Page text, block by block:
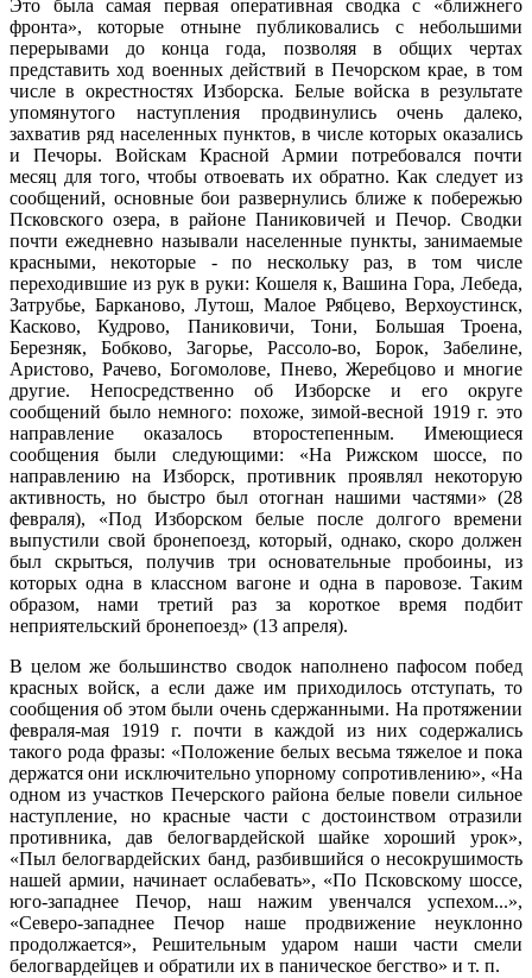
Это была самая первая оперативная сводка с «ближ­него
фронта», которые отныне публиковались с неболь­шими
перерывами до конца года, позволяя в общих чертах
представить ход военных действий в Печорском крае, в том
числе в окрестностях Изборска. Белые вой­ска в результате
упомянутого наступления продвину­лись очень далеко,
захватив ряд населенных пунктов, в числе которых оказались
и Печоры. Войскам Красной Армии потребовался почти
месяц для того, чтобы от­воевать их обратно. Как следует из
сообщений, основ­ные бои развернулись ближе к побережью
Псковского озера, в районе Паниковичей и Печор. Сводки
почти ежедневно называли населенные пункты, занимаемые
красными, некоторые - по нескольку раз, в том числе
переходившие из рук в руки: Кошеля к, Вашина Гора, Лебеда,
Затрубье, Барканово, Лутош, Малое Рябцево, Верхоустинск,
Касково, Кудрово, Паниковичи, Тони, Большая Троена,
Березняк, Бобково, Загорье, Рассоло-во, Борок, Забелине,
Аристово, Рачево, Богомолове, Пнево, Жеребцово и многие
другие. Непосредственно об Изборске и его округе
сообщений было немного: похоже, зимой-весной 1919 г. это
направление ока­залось второстепенным. Имеющиеся
сообщения были следующими: «На Рижском шоссе, по
направлению на Изборск, противник проявлял некоторую
активность, но быстро был отогнан нашими частями» (28
февраля), «Под Изборском белые после долгого времени
выпу­стили свой бронепоезд, который, однако, скоро должен
был скрыться, получив три основательные пробоины, из
которых одна в классном вагоне и одна в парово­зе. Таким
образом, нами третий раз за короткое время подбит
неприятельский бронепоезд» (13 апреля).
В целом же большинство сводок наполнено пафо­сом побед
красных войск, а если даже им приходилось отступать, то
сообщения об этом были очень сдержан­ными. На протяжении
февраля-мая 1919 г. почти в каждой из них содержались
такого рода фразы: «По­ложение белых весьма тяжелое и пока
держатся они исключительно упорному сопротивлению», «На
одном из участков Печерского района белые повели сильное
наступление, но красные части с достоинством отрази­ли
противника, дав белогвардейской шайке хороший урок»,
«Пыл белогвардейских банд, разбившийся о несокрушимость
нашей армии, начинает ослабевать», «По Псковскому шоссе,
юго-западнее Печор, наш на­жим увенчался успехом...»,
«Северо-западнее Печор наше продвижение неуклонно
продолжается», Реши­тельным ударом наши части смели
белогвардейцев и обратили их в паническое бегство» и т. п.